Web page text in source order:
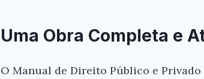
Uma Obra Completa e
O Manual de Direito Público e